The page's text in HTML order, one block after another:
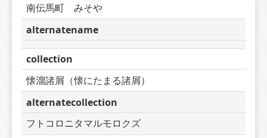
南伝馬町　みそや
alternatename
collection
懐溜諸屑（懐にたまる諸屑）
alternatecollection
フトコロニタマルモロクズ